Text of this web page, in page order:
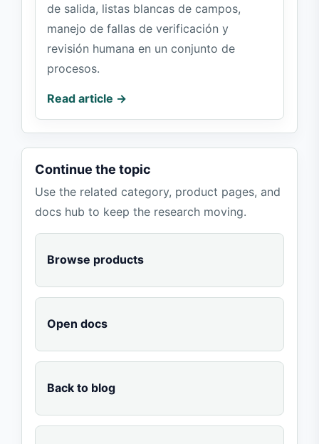
de salida, listas blancas de campos,
manejo de fallas de verificación y
revisión humana en un conjunto de
procesos.
Read article →
Continue the topic
Use the related category, product pages, and
docs hub to keep the research moving.
Browse products
Open docs
Back to blog